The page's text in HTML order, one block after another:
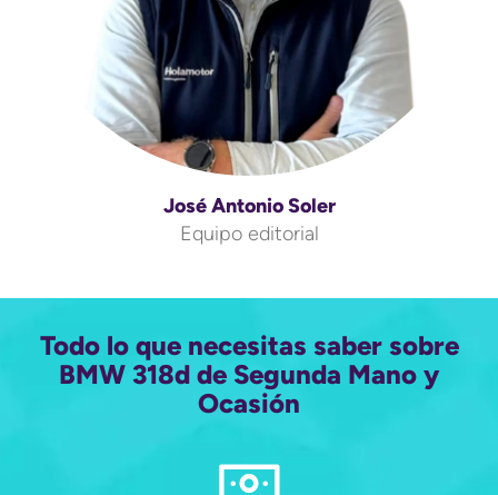
José Antonio Soler
Equipo editorial
Todo lo que necesitas saber sobre
BMW 318d de Segunda Mano y
Ocasión